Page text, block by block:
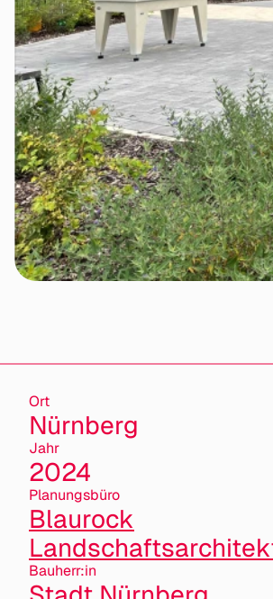
Ort
Nürnberg
Jahr
2024
Planungsbüro
Blaurock
Bauherr:in